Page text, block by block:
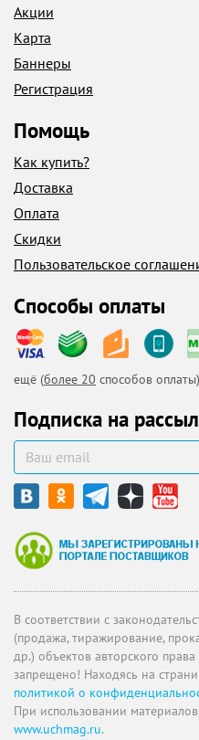
Акции
Карта
Баннеры
Регистрация
Помощь
Как купить?
Доставка
Оплата
Скидки
Пользовательское
Способы оплаты
ещё (более 20 способов оплаты)
Подписка на
В соответствии с
(продажа, тиражирование,
др.) объектов авторского
запрещено! Находясь на
политикой о
При использовании
www.uchmag.ru.